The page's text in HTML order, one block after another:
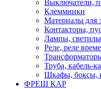
Выключатели,
Клеммники
Материалы для
Контакторы,
Лампы,
Реле, реле
Труба, кабель-
Шкафы, боксы,
ФРЕШ КАР